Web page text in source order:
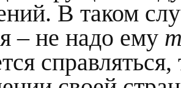
В таком
– не надо ему